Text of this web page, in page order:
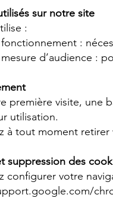
sur notre site
:
:
d’audience :
première visite, une
utilisation.
à tout moment
suppression des
configurer votre